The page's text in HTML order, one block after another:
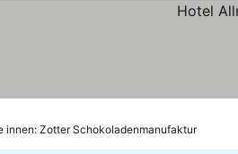
innen: Zotter Schokoladenmanufaktur